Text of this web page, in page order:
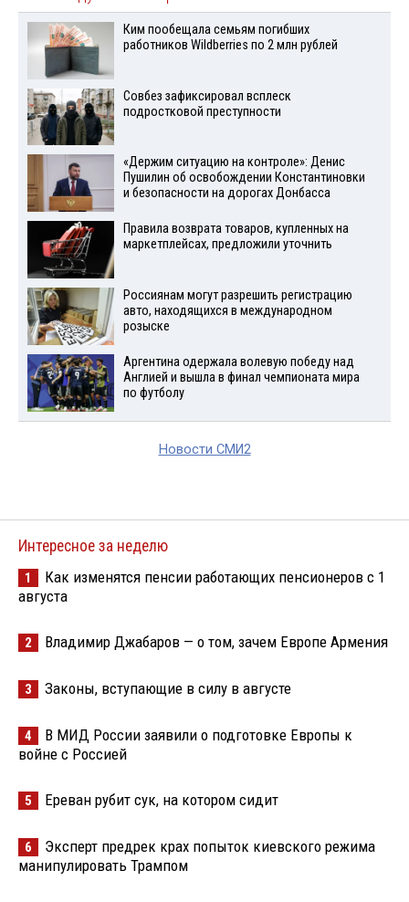
Ким пообещала семьям погибших
работников Wildberries по 2 млн рублей
Совбез зафиксировал всплеск
подростковой преступности
«Держим ситуацию на контроле»: Денис
Пушилин об освобождении Константиновки
и безопасности на дорогах Донбасса
Правила возврата товаров, купленных на
маркетплейсах, предложили уточнить
Россиянам могут разрешить регистрацию
авто, находящихся в международном
розыске
Аргентина одержала волевую победу над
Англией и вышла в финал чемпионата мира
по футболу
Новости СМИ2
Интересное за неделю
1
Как изменятся пенсии работающих пенсионеров с 1
августа
2 Владимир Джабаров — о том, зачем Европе Армения
3 Законы, вступающие в силу в августе
4
В МИД России заявили о подготовке Европы к
войне с Россией
5 Ереван рубит сук, на котором сидит
6
Эксперт предрек крах попыток киевского режима
манипулировать Трампом